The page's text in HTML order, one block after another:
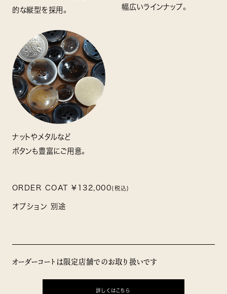
的な縦型を採用。
幅広いラインナップ。
ナットやメタルなど
ボタンも豊富にご用意。
ORDER COAT ¥132,000(税込)
オプション 別途
オーダーコートは限定店舗でのお取り扱いです
詳しくはこちら